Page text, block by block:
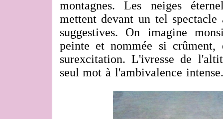
montagnes. Les neiges
mettent devant un tel spectacle
suggestives. On imagine
peinte et nommée si
surexcitation. L'ivresse de
seul mot à l'ambivalence